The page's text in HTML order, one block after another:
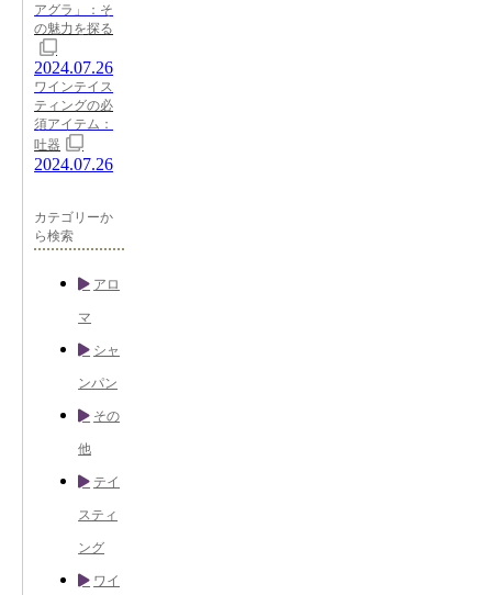
アグラ」：そ
の魅力を探る
2024.07.26
ワインテイス
ティングの必
須アイテム：
吐器
2024.07.26
カテゴリーか
ら検索
アロ
マ
シャ
ンパン
その
他
テイ
スティ
ング
ワイ